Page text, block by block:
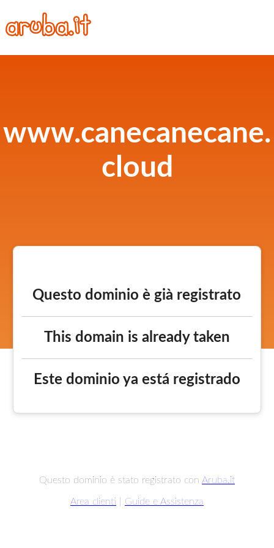
www.canecanecane.
cloud
Questo dominio è già registrato
This domain is already taken
Este dominio ya está registrado
Questo dominio è stato registrato con Aruba.it
Area clienti Guide e Assistenza